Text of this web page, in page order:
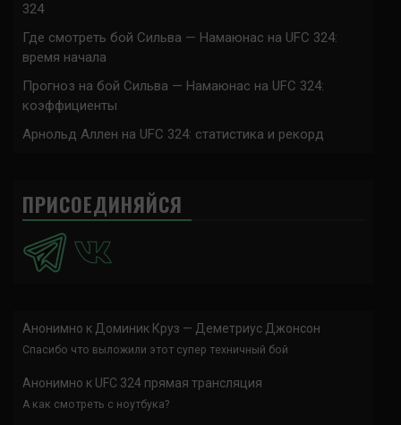
324
Где смотреть бой Сильва — Намаюнас на UFC 324:
время начала
Прогноз на бой Сильва — Намаюнас на UFC 324:
коэффициенты
Арнольд Аллен на UFC 324: статистика и рекорд
ПРИСОЕДИНЯЙСЯ
Анонимно к Доминик Круз — Деметриус Джонсон
Спасибо что выложили этот супер техничный бой
Анонимно к UFC 324 прямая трансляция
А как смотреть с ноутбука?